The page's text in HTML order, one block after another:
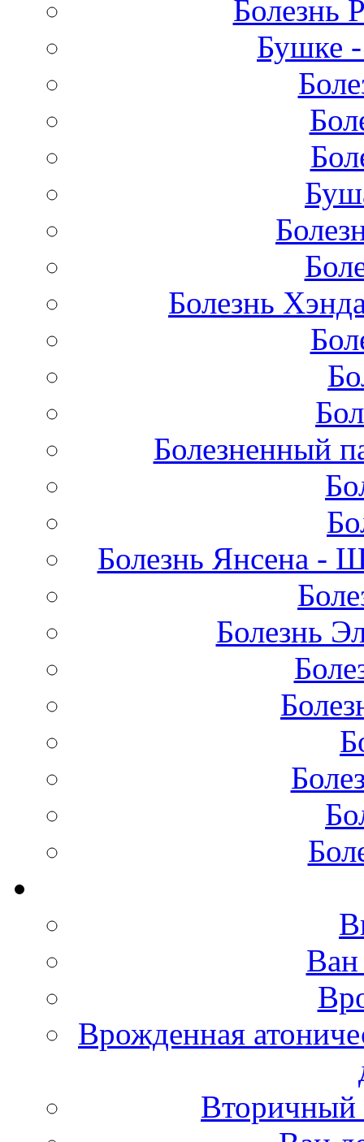
Болезнь
Бушке
Болезнь
Болезненный
Болезнь Янсена -
Болезнь
Врожденная
Вторичный